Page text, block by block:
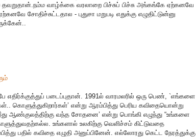
தவறுதான்.நம்ம வாழ்க்கை வரலாறை பிச்சுப் பிச்சு அங்கங்கே ஏற்கனவே
சோதிச்சுட்டதால - புதுசா மறுபடி எதுக்கு எழுதிட்டுன்னு
எதிர்க்குத்துப் படைப்புதான். 1991ல் வாரமலரில் ஒரு பெண், `எங்களை
கொளுத்துகிறார்கள்’ என்று ஆரம்பித்து பெரிய கவிதையொன்று
ஆண்குலத்திற்கு வந்த சோதனை’ என்று பொங்கி எழுந்து “உங்களை
உங்களால் உலகிற்கு வெளிச்சம் கிட்டுவதை
பதில் கவிதை எழுதி அனுப்பினேன். எல்லோரது கெட்ட நேரத்துக்கு